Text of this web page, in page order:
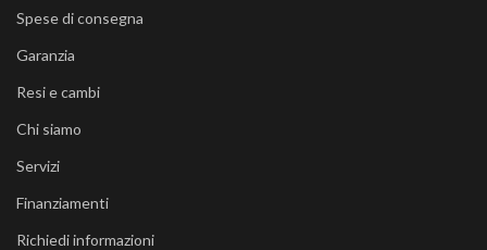
Spese di consegna
Garanzia
Resi e cambi
Chi siamo
Servizi
Finanziamenti
Richiedi informazioni